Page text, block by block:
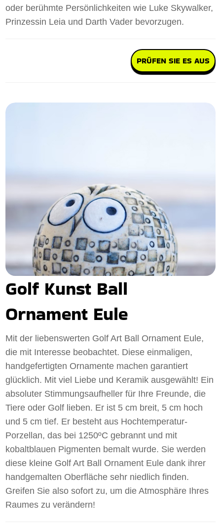
oder berühmte Persönlichkeiten wie Luke Skywalker,
Prinzessin Leia und Darth Vader bevorzugen.
PRÜFEN SIE ES AUS
Golf Kunst Ball
Ornament Eule
Mit der liebenswerten Golf Art Ball Ornament Eule,
die mit Interesse beobachtet. Diese einmaligen,
handgefertigten Ornamente machen garantiert
glücklich. Mit viel Liebe und Keramik ausgewählt! Ein
absoluter Stimmungsaufheller für Ihre Freunde, die
Tiere oder Golf lieben. Er ist 5 cm breit, 5 cm hoch
und 5 cm tief. Er besteht aus Hochtemperatur-
Porzellan, das bei 1250ºC gebrannt und mit
kobaltblauen Pigmenten bemalt wurde. Sie werden
diese kleine Golf Art Ball Ornament Eule dank ihrer
handgemalten Oberfläche sehr niedlich finden.
Greifen Sie also sofort zu, um die Atmosphäre Ihres
Raumes zu verändern!